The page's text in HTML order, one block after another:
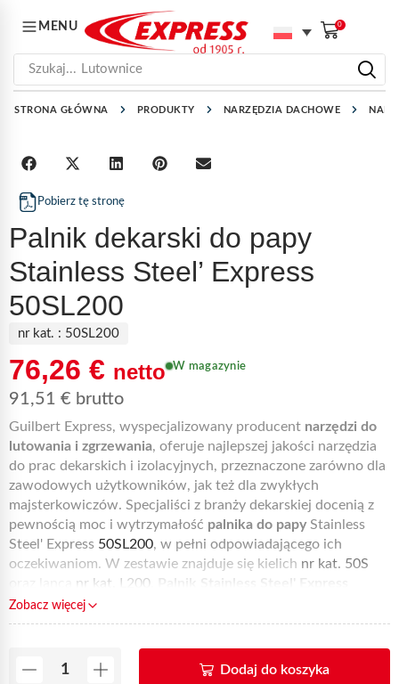
MENU 0
Szukaj... Lutownice
STRONA GŁÓWNA PRODUKTY NARZĘDZIA DACHOWE
Pobierz tę stronę
Palnik dekarski do papy
Stainless Steel’ Express
50SL200
nr kat. : 50SL200
76,26 € netto
91,51 € brutto
W magazynie
Guilbert Express, wyspecjalizowany producent narzędzi do
lutowania i zgrzewania, oferuje najlepszej jakości narzędzia
do prac dekarskich i izolacyjnych, przeznaczone zarówno dla
zawodowych użytkowników, jak też dla zwykłych
majsterkowiczów. Specjaliści z branży dekarskiej docenią z
pewnością moc i wytrzymałość palnika do papyStainless
Steel' Express 50SL200, w pełni odpowiadającego ich
oczekiwaniom. W zestawie znajduje się kielich nr kat. 50S
nr kat. L200
Palnik Stainless Steel' Express
50SL200jest niezwykle lekki, wydajny i wygodny w użyciu.
Zapewnia wyjątkowy komfort przy pracy.Ta referencja,
domu w ciągu 72 godzin od otrzymania płatności.
Zobacz więcej
Dodaj do koszyka